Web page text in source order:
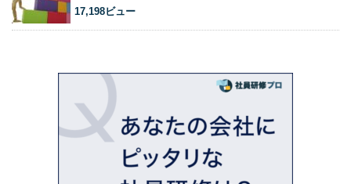
17,198ビュー